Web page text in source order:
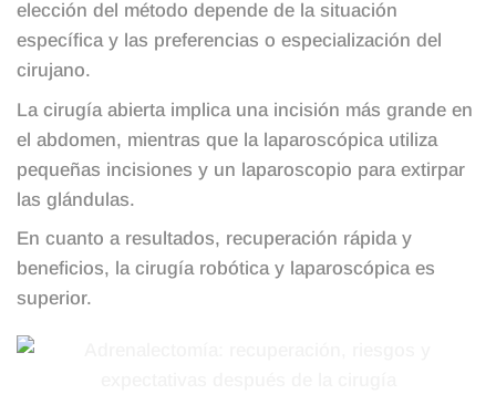
elección del método depende de la situación
específica y las preferencias o especialización del
cirujano.
La cirugía abierta implica una incisión más grande en
el abdomen, mientras que la laparoscópica utiliza
pequeñas incisiones y un laparoscopio para extirpar
las glándulas.
En cuanto a resultados, recuperación rápida y
beneficios, la cirugía robótica y laparoscópica es
superior.